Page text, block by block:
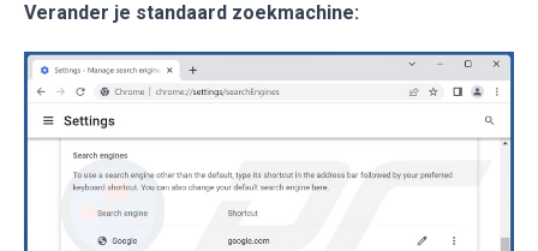
Verander je standaard zoekmachine: